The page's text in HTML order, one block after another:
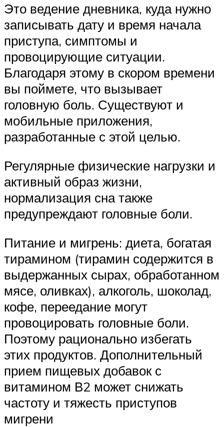
Это ведение дневника, куда нужно
записывать дату и время начала
приступа, симптомы и
провоцирующие ситуации.
Благодаря этому в скором времени
вы поймете, что вызывает
головную боль. Существуют и
мобильные приложения,
разработанные с этой целью.
Регулярные физические нагрузки и
активный образ жизни,
нормализация сна также
предупреждают головные боли.
Питание и мигрень: диета, богатая
тирамином (тирамин содержится в
выдержанных сырах, обработанном
мясе, оливках), алкоголь, шоколад,
кофе, переедание могут
провоцировать головные боли.
Поэтому рационально избегать
этих продуктов. Дополнительный
прием пищевых добавок с
витамином В2 может снижать
частоту и тяжесть приступов
мигрени